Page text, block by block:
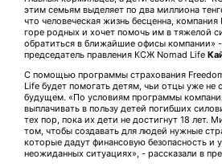
этим семьям выделяет по два миллиона
что человеческая жизнь бесценна,
горе родных и хочет помочь им в тяжелой
обратиться в ближайшие офисы компании»
председатель правления КСЖ Nomad Life
С помощью программы страхования
Life будет помогать детям, чьи отцы уже не
будущем. «По условиям программы
выплачивать в пользу детей погибших
тех пор, пока их дети не достигнут 18 лет.
том, чтобы создавать для людей нужные
которые дадут финансовую безопасность и
неожиданных ситуациях», - рассказали в